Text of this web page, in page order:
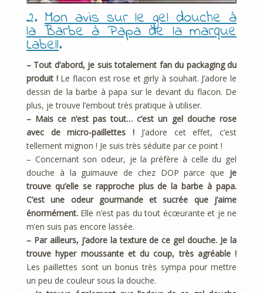
2.Mon avis sur le gel douche à
la Barbe à Papa de la marque
Labell.
– Tout d’abord, je suis totalement fan du packaging du
produit !Le flacon est rose et girly à souhait. J’adore le
dessin de la barbe à papa sur le devant du flacon. De
plus, je trouve l’embout très pratique à utiliser.
– Mais ce n’est pas tout… c’est un gel douche rose
avec de micro-paillettes ! J’adore cet effet, c’est
tellement mignon ! Je suis très séduite par ce point !
– Concernant son odeur, je la préfère à celle du gel
douche à la guimauve de chez DOP parce que je
trouve qu’elle se rapproche plus de la barbe à papa.
C’est une odeur gourmande et sucrée que j’aime
énormément. Elle n’est pas du tout écœurante et je ne
m’en suis pas encore lassée.
– Par ailleurs, j’adore la texture de ce gel douche. Je la
trouve hyper moussante et du coup, très agréable !
Les paillettes sont un bonus très sympa pour mettre
un peu de couleur sous la douche.